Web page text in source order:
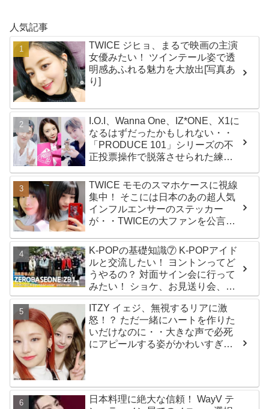
人気記事
TWICE ジヒョ、まるで映画の主演
女優みたい！ ツインテール姿で透
明感あふれる魅力を大放出[写真あ
り]
I.O.I、Wanna One、IZ*ONE、X1に
なるはずだったかもしれない・・
「PRODUCE 101」シリーズの不
正投票操作で脱落させられた練習
TWICE モモのスマホケースに視線
集中！ そこには日本のあの超人気
インフルエンサーのステッカー
が・・TWICEの大ファンを公言す
「成功したファン」だと話題沸騰
K-POPの基礎知識⑦ K-POPアイド
ルと交流したい！ ヨントンってど
うやるの？ 対面サイン会に行って
みたい！ ショケ、お見送り会、握
手会・・・リリースイベントあれ
これを紹介
ITZY イェジ、無視するリアに激
怒！？ ただ一緒にハートを作りた
いだけなのに・・大きな声で必死
にアピールする姿がかわいすぎる
日本料理に絶大な信頼！ WayV テ